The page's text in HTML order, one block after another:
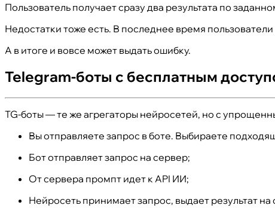
Пользователь получает сразу два результата по
Недостатки тоже есть. В последнее время
А в итоге и вовсе может выдать ошибку.
Telegram-боты с бесплатным
TG-боты — те же агрегаторы нейросетей, но с
Вы отправляете запрос в боте. Выбираете
Бот отправляет запрос на сервер;
От сервера промпт идет к API ИИ;
Нейросеть принимает запрос, выдает результат на